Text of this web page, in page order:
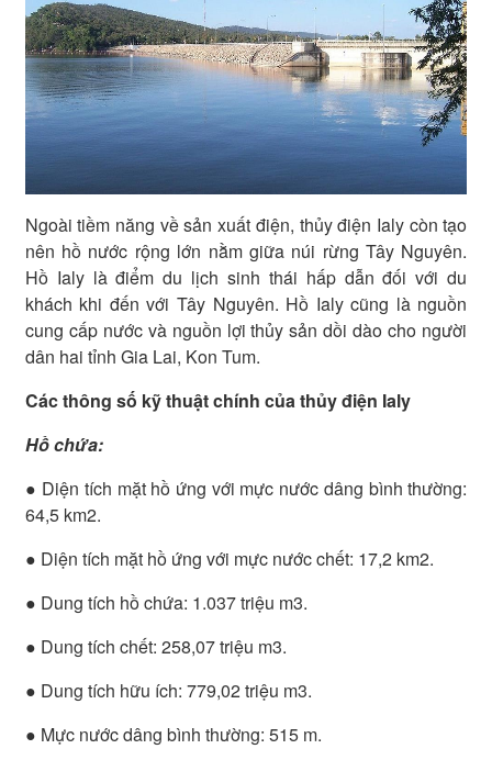
Ngoài tiềm năng về sản xuất điện, thủy điện Ialy còn tạo
nên hồ nước rộng lớn nằm giữa núi rừng Tây Nguyên.
Hồ Ialy là điểm du lịch sinh thái hấp dẫn đối với du
khách khi đến với Tây Nguyên. Hồ Ialy cũng là nguồn
cung cấp nước và nguồn lợi thủy sản dồi dào cho người
dân hai tỉnh Gia Lai, Kon Tum.
Các thông số kỹ thuật chính của thủy điện Ialy
Hồ chứa:
● Diện tích mặt hồ ứng với mực nước dâng bình thường:
64,5 km2.
● Diện tích mặt hồ ứng với mực nước chết: 17,2 km2.
● Dung tích hồ chứa: 1.037 triệu m3.
● Dung tích chết: 258,07 triệu m3.
● Dung tích hữu ích: 779,02 triệu m3.
● Mực nước dâng bình thường: 515 m.